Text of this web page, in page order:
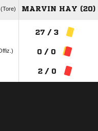
MARVIN HAY (20)
27 / 3
0 / 0
2 / 0